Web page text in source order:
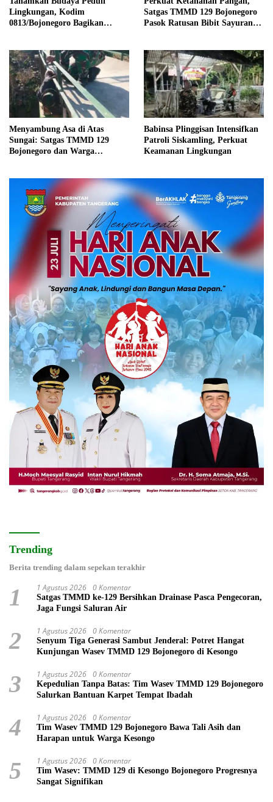
Lingkungan, Kodim
0813/Bojonegoro Bagikan
Satgas TMMD 129 Bojonegoro
Pasok Ratusan Bibit Sayuran
Menyambung Asa di Atas
Sungai: Satgas TMMD 129
Bojonegoro dan Warga
Babinsa Plinggisan Intensifkan
Patroli Siskamling, Perkuat
Keamanan Lingkungan
Trending
Berita trending dalam sepekan terakhir
1 1 Agustus 2026 0 Komentar
Satgas TMMD ke-129 Bersihkan Drainase Pasca Pengecoran,
Jaga Fungsi Saluran Air
2 1 Agustus 2026 0 Komentar
Senyum Tiga Generasi Sambut Jenderal: Potret Hangat
Kunjungan Wasev TMMD 129 Bojonegoro di Kesongo
3 1 Agustus 2026 0 Komentar
Kepedulian Tanpa Batas: Tim Wasev TMMD 129 Bojonegoro
Salurkan Bantuan Karpet Tempat Ibadah
4 1 Agustus 2026 0 Komentar
Tim Wasev TMMD 129 Bojonegoro Bawa Tali Asih dan
Harapan untuk Warga Kesongo
5 1 Agustus 2026 0 Komentar
Tim Wasev: TMMD 129 di Kesongo Bojonegoro Progresnya
Sangat Signifikan